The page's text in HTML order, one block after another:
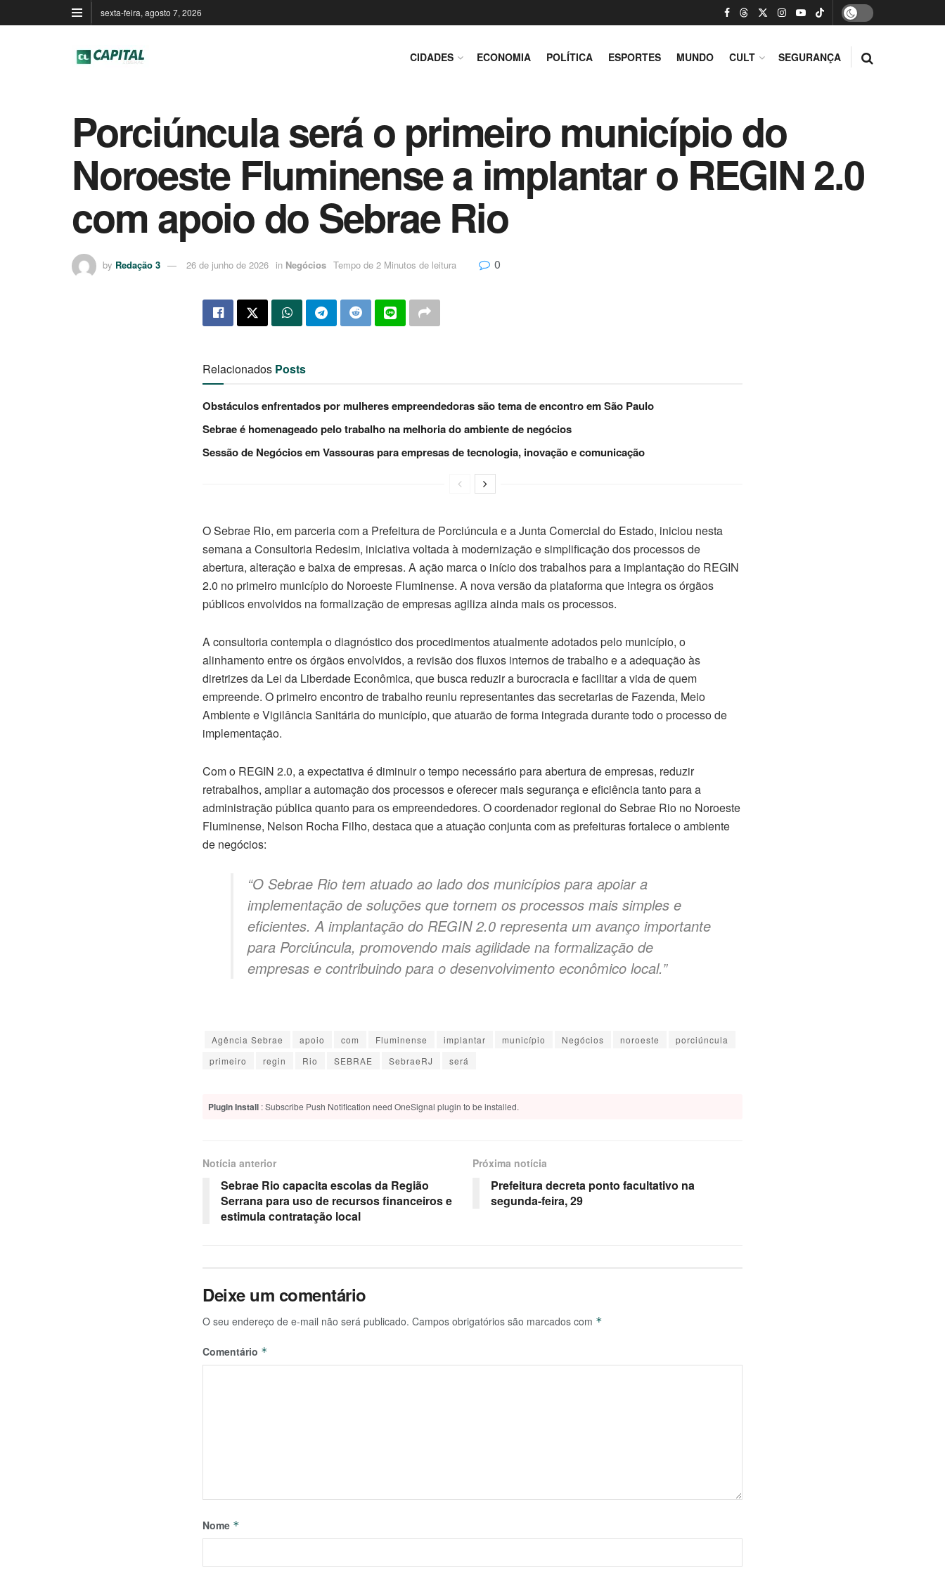
sexta-feira, agosto 7, 2026
CIDADES ECONOMIA POLÍTICA ESPORTES MUNDO CULT SEGURANÇA
Porciúncula será o primeiro município do
Noroeste Fluminense a implantar o REGIN 2.0
com apoio do Sebrae Rio
by Redação 3 26 de junho de 2026 in Negócios Tempo de 2 Minutos de leitura 0
Relacionados Posts
Obstáculos enfrentados por mulheres empreendedoras são tema de encontro em São Paulo
Sebrae é homenageado pelo trabalho na melhoria do ambiente de negócios
Sessão de Negócios em Vassouras para empresas de tecnologia, inovação e comunicação
O Sebrae Rio, em parceria com a Prefeitura de Porciúncula e a Junta Comercial do Estado, iniciou nesta
semana a Consultoria Redesim, iniciativa voltada à modernização e simplificação dos processos de
abertura, alteração e baixa de empresas. A ação marca o início dos trabalhos para a implantação do REGIN
2.0 no primeiro município do Noroeste Fluminense. A nova versão da plataforma que integra os órgãos
públicos envolvidos na formalização de empresas agiliza ainda mais os processos.
A consultoria contempla o diagnóstico dos procedimentos atualmente adotados pelo município, o
alinhamento entre os órgãos envolvidos, a revisão dos fluxos internos de trabalho e a adequação às
diretrizes da Lei da Liberdade Econômica, que busca reduzir a burocracia e facilitar a vida de quem
empreende. O primeiro encontro de trabalho reuniu representantes das secretarias de Fazenda, Meio
Ambiente e Vigilância Sanitária do município, que atuarão de forma integrada durante todo o processo de
implementação.
Com o REGIN 2.0, a expectativa é diminuir o tempo necessário para abertura de empresas, reduzir
retrabalhos, ampliar a automação dos processos e oferecer mais segurança e eficiência tanto para a
administração pública quanto para os empreendedores. O coordenador regional do Sebrae Rio no Noroeste
Fluminense, Nelson Rocha Filho, destaca que a atuação conjunta com as prefeituras fortalece o ambiente
de negócios:
“O Sebrae Rio tem atuado ao lado dos municípios para apoiar a
implementação de soluções que tornem os processos mais simples e
eficientes. A implantação do REGIN 2.0 representa um avanço importante
para Porciúncula, promovendo mais agilidade na formalização de
empresas e contribuindo para o desenvolvimento econômico local.”
Agência Sebrae apoio com Fluminense implantar município Negócios noroeste
porciúncula
primeiro
regin Rio SEBRAE SebraeRJ será
Plugin Install : Subscribe Push Notification need OneSignal plugin to be installed.
Notícia anterior
Sebrae Rio capacita escolas da Região
Serrana para uso de recursos financeiros e
estimula contratação local
Próxima notícia
Prefeitura decreta ponto facultativo na
segunda-feira, 29
Deixe um comentário
O seu endereço de e-mail não será publicado. Campos obrigatórios são marcados com *
Comentário *
Nome *